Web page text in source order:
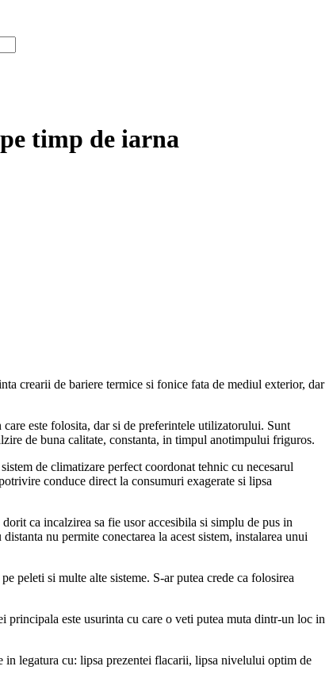
timp de iarna
crearii de bariere termice si fonice fata de mediul exterior, dar
este folosita, dar si de preferintele utilizatorului. Sunt
de buna calitate, constanta, in timpul anotimpului friguros.
de climatizare perfect coordonat tehnic cu necesarul
conduce direct la consumuri exagerate si lipsa
ca incalzirea sa fie usor accesibila si simplu de pus in
nu permite conectarea la acest sistem, instalarea unui
peleti si multe alte sisteme. S-ar putea crede ca folosirea
principala este usurinta cu care o veti putea muta dintr-un loc in
in legatura cu: lipsa prezentei flacarii, lipsa nivelului optim de